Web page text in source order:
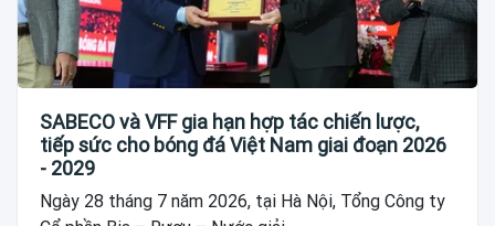
SABECO và VFF gia hạn hợp tác chiến lược,
tiếp sức cho bóng đá Việt Nam giai đoạn 2026
- 2029
Ngày 28 tháng 7 năm 2026, tại Hà Nội, Tổng Công ty